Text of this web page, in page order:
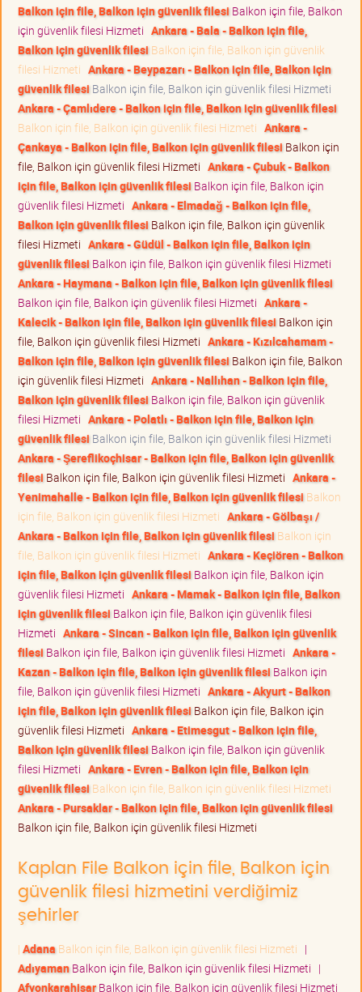
Balkon için file, Balkon için güvenlik filesi Balkon için file, Balkon
için güvenlik filesi Hizmeti Ankara - Bala - Balkon için file,
Balkon için güvenlik filesi Balkon için file, Balkon için güvenlik
filesi Hizmeti Ankara - Beypazarı - Balkon için file, Balkon için
güvenlik filesi Balkon için file, Balkon için güvenlik filesi Hizmeti
Ankara - Çamlıdere - Balkon için file, Balkon için güvenlik filesi
Balkon için file, Balkon için güvenlik filesi Hizmeti Ankara -
Çankaya - Balkon için file, Balkon için güvenlik filesi Balkon için
file, Balkon için güvenlik filesi Hizmeti Ankara - Çubuk - Balkon
için file, Balkon için güvenlik filesi Balkon için file, Balkon için
güvenlik filesi Hizmeti Ankara - Elmadağ - Balkon için file,
Balkon için güvenlik filesi Balkon için file, Balkon için güvenlik
filesi Hizmeti Ankara - Güdül - Balkon için file, Balkon için
güvenlik filesi Balkon için file, Balkon için güvenlik filesi Hizmeti
Ankara - Haymana - Balkon için file, Balkon için güvenlik filesi
Balkon için file, Balkon için güvenlik filesi Hizmeti Ankara -
Kalecik - Balkon için file, Balkon için güvenlik filesi Balkon için
file, Balkon için güvenlik filesi Hizmeti Ankara - Kızılcahamam -
Balkon için file, Balkon için güvenlik filesi Balkon için file, Balkon
için güvenlik filesi Hizmeti Ankara - Nallıhan - Balkon için file,
Balkon için güvenlik filesi Balkon için file, Balkon için güvenlik
filesi Hizmeti Ankara - Polatlı - Balkon için file, Balkon için
güvenlik filesi Balkon için file, Balkon için güvenlik filesi Hizmeti
Ankara - Şereflikoçhisar - Balkon için file, Balkon için güvenlik
filesi Balkon için file, Balkon için güvenlik filesi Hizmeti Ankara -
Yenimahalle - Balkon için file, Balkon için güvenlik filesi Balkon
için file, Balkon için güvenlik filesi Hizmeti Ankara - Gölbaşı /
Ankara - Balkon için file, Balkon için güvenlik filesi Balkon için
file, Balkon için güvenlik filesi Hizmeti Ankara - Keçiören - Balkon
için file, Balkon için güvenlik filesi Balkon için file, Balkon için
güvenlik filesi Hizmeti Ankara - Mamak - Balkon için file, Balkon
için güvenlik filesi Balkon için file, Balkon için güvenlik filesi
Hizmeti Ankara - Sincan - Balkon için file, Balkon için güvenlik
filesi Balkon için file, Balkon için güvenlik filesi Hizmeti Ankara -
Kazan - Balkon için file, Balkon için güvenlik filesi Balkon için
file, Balkon için güvenlik filesi Hizmeti Ankara - Akyurt - Balkon
için file, Balkon için güvenlik filesi Balkon için file, Balkon için
güvenlik filesi Hizmeti Ankara - Etimesgut - Balkon için file,
Balkon için güvenlik filesi Balkon için file, Balkon için güvenlik
filesi Hizmeti Ankara - Evren - Balkon için file, Balkon için
güvenlik filesi Balkon için file, Balkon için güvenlik filesi Hizmeti
Ankara - Pursaklar - Balkon için file, Balkon için güvenlik filesi
Balkon için file, Balkon için güvenlik filesi Hizmeti
Kaplan File Balkon için file, Balkon için
güvenlik filesi hizmetini verdiğimiz
şehirler
| Adana Balkon için file, Balkon için güvenlik filesi Hizmeti |
AdıyamanBalkon için file, Balkon için güvenlik filesi Hizmeti |
AfyonkarahisarBalkon için file, Balkon için güvenlik filesi Hizmeti